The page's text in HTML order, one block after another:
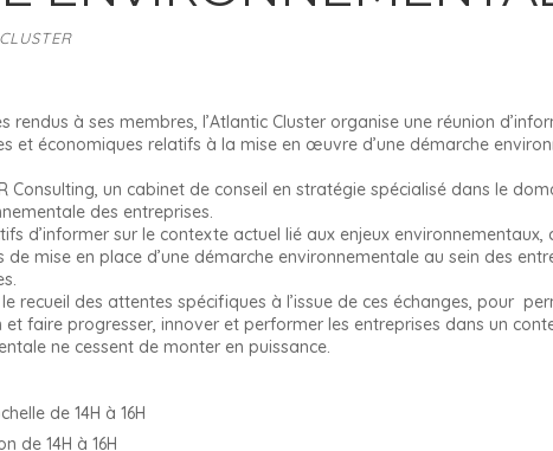
rendus à ses membres, l’Atlantic Cluster organise une réunion
et économiques relatifs à la mise en œuvre d’une démarche
Consulting, un cabinet de conseil en stratégie spécialisé dans le
des entreprises.
d’informer sur le contexte actuel lié aux enjeux environnementaux,
mise en place d’une démarche environnementale au sein des
recueil des attentes spécifiques à l’issue de ces échanges, pour
et faire progresser, innover et performer les entreprises dans un
ne cessent de monter en puissance.
de 14H à 16H
de 14H à 16H